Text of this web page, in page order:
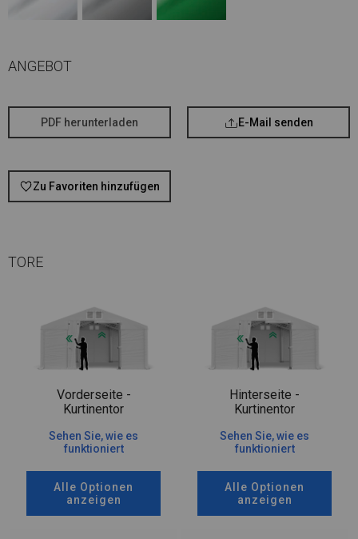
ANGEBOT
PDF herunterladen E-Mail senden
Zu Favoriten hinzufügen
TORE
Vorderseite -
Kurtinentor
Sehen Sie, wie es
funktioniert
Alle Optionen
anzeigen
Hinterseite -
Kurtinentor
Sehen Sie, wie es
funktioniert
Alle Optionen
anzeigen